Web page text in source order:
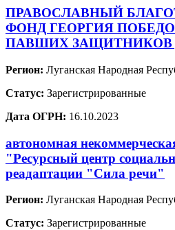
ПРАВОСЛАВНЫЙ
ФОНД ГЕОРГИЯ
ПАВШИХ ЗАЩИТНИКОВ
Регион: Луганская Народная
Статус: Зарегистрированные
Дата ОГРН: 16.10.2023
автономная
"Ресурсный центр
реадаптации "Сила речи"
Регион: Луганская Народная
Статус: Зарегистрированные